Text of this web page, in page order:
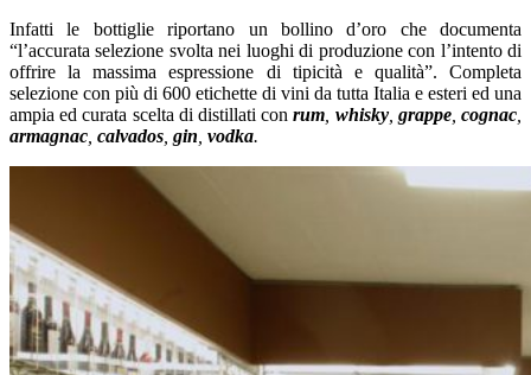
Riesling Lieu-dit "LERCHENBERG"
Infatti le bottiglie riportano un bollino d’oro che documenta
“l’accurata selezione svolta nei luoghi di produzione con l’intento di
offrire la massima espressione di tipicità e qualità”. Completa
selezione con più di 600 etichette di vini da tutta Italia e esteri ed una
ampia ed curata scelta di distillati conrum whisky, grappe,cognac
armagnac calvados gin vodka.